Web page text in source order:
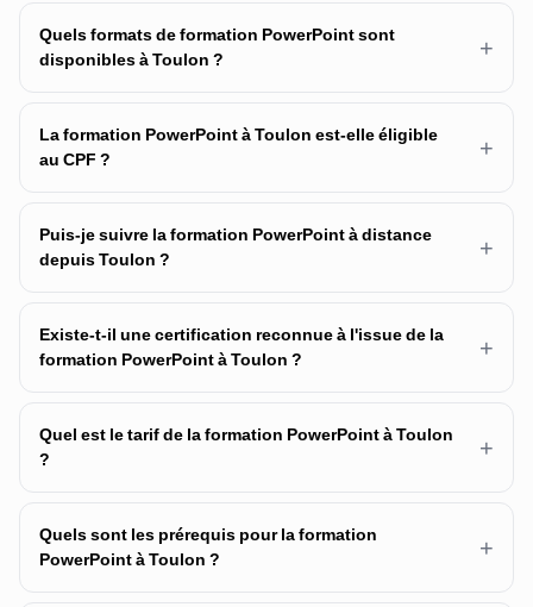
Quels formats de formation PowerPoint sont
disponibles à Toulon ?
+
La formation PowerPoint à Toulon est-elle éligible
au CPF ?
+
Puis-je suivre la formation PowerPoint à distance
depuis Toulon ?
+
Existe-t-il une certification reconnue à l'issue de la
formation PowerPoint à Toulon ?
+
Quel est le tarif de la formation PowerPoint à Toulon
?
+
Quels sont les prérequis pour la formation
PowerPoint à Toulon ?
+